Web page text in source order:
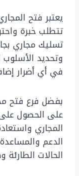
يعتبر فتح
تتطلب خبرة
تسليك مجاري
وتحديد
في أي أضرار
بفضل فرع فتح
على الحصول
المجاري
الدعم
الحالات